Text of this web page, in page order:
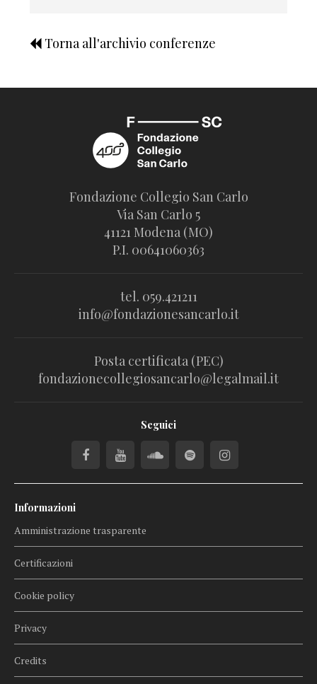
Torna all'archivio conferenze
Fondazione Collegio San Carlo
Via San Carlo 5
41121 Modena (MO)
P.I. 00641060363
tel. 059.421211
info@fondazionesancarlo.it
Posta certificata (PEC)
fondazionecollegiosancarlo@legalmail.it
Seguici
Informazioni
Amministrazione trasparente
Certificazioni
Cookie policy
Privacy
Credits